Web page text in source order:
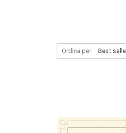
Ordina per: